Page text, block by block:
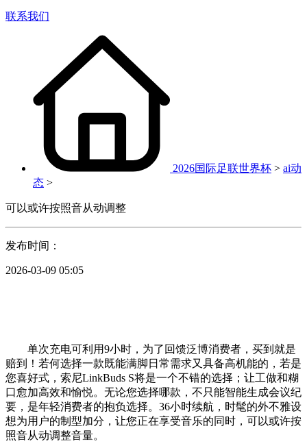
联系我们
2026国际足联世界杯 > ai动
态 >
可以或许按照音从动调整
发布时间：
2026-03-09 05:05
单次充电可利用9小时，为了回馈泛博消费者，买到就是
赔到！若何选择一款既能满脚日常需求又具备高机能的，若是
您喜好式，索尼LinkBuds S将是一个不错的选择；让工做和糊
口愈加高效和愉悦。无论您选择哪款，不只能智能生成会议纪
要，是年轻消费者的抱负选择。36小时续航，时髦的外不雅设
想为用户的制型加分，让您正在享受音乐的同时，可以或许按
照音从动调整音量。